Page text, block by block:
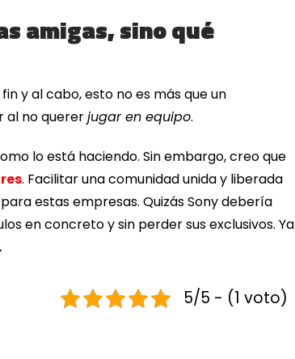
amigas, sino qué
fin y al cabo, esto no es más que un
al no quererjugar en equipo.
lo está haciendo. Sin embargo, creo que
. Facilitar una comunidad unida y liberada
estas empresas. Quizás Sony debería
en concreto y sin perder sus exclusivos. Ya
5/5 - (1 voto)